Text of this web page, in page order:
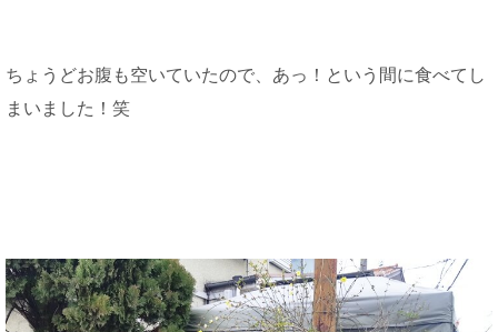
ちょうどお腹も空いていたので、あっ！という間に食べてし
まいました！笑